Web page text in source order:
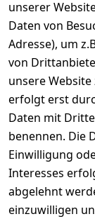
unserer
Daten von
Adresse), um
von
unsere
erfolgt erst
Daten mit
benennen. Die
Einwilligung
Interesses
abgelehnt
einzuwilligen
Rechtliches
AGB
Impressum
Datenschutze
rklärung
Barrierefreihe
itserklärung